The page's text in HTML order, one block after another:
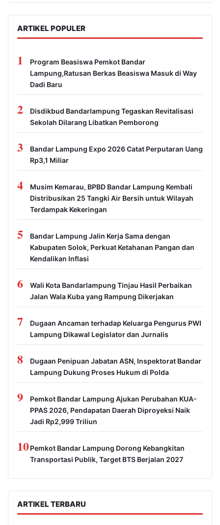
ARTIKEL POPULER
1
Program Beasiswa Pemkot Bandar
Lampung,Ratusan Berkas Beasiswa Masuk di Way
Dadi Baru
2
Disdikbud Bandarlampung Tegaskan Revitalisasi
Sekolah Dilarang Libatkan Pemborong
3
Bandar Lampung Expo 2026 Catat Perputaran Uang
Rp3,1 Miliar
4
Musim Kemarau, BPBD Bandar Lampung Kembali
Distribusikan 25 Tangki Air Bersih untuk Wilayah
Terdampak Kekeringan
5
Bandar Lampung Jalin Kerja Sama dengan
Kabupaten Solok, Perkuat Ketahanan Pangan dan
Kendalikan Inflasi
6
Wali Kota Bandarlampung Tinjau Hasil Perbaikan
Jalan Wala Kuba yang Rampung Dikerjakan
7
Dugaan Ancaman terhadap Keluarga Pengurus PWI
Lampung Dikawal Legislator dan Jurnalis
8
Dugaan Penipuan Jabatan ASN, Inspektorat Bandar
Lampung Dukung Proses Hukum di Polda
9
Pemkot Bandar Lampung Ajukan Perubahan KUA-
PPAS 2026, Pendapatan Daerah Diproyeksi Naik
Jadi Rp2,999 Triliun
10Pemkot Bandar Lampung Dorong Kebangkitan
Transportasi Publik, Target BTS Berjalan 2027
ARTIKEL TERBARU